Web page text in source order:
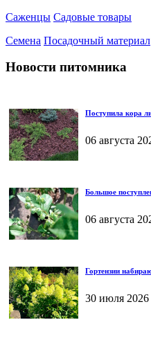
Саженцы Садовые товары
Семена Посадочный материал
Новости питомника
Поступила кора
06 августа
Большое
06 августа
Гортензии
30 июля 2026